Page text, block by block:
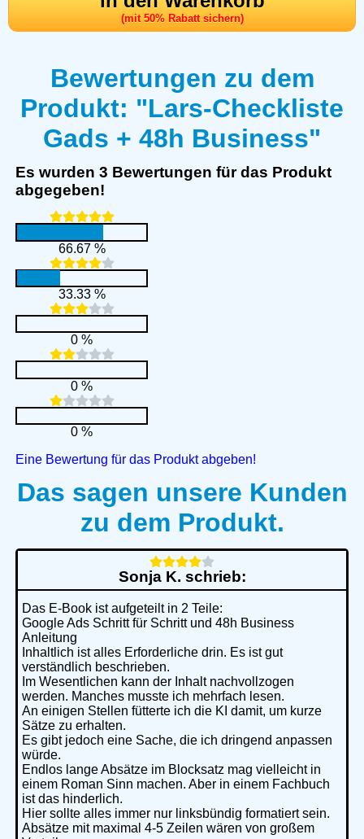
(mit 50% Rabatt sichern)
Bewertungen zu dem
Produkt: "Lars-Checkliste
Gads + 48h Business"
Es wurden 3 Bewertungen für das Produkt
abgegeben!
66.67 %
33.33 %
0 %
0 %
0 %
Eine Bewertung für das Produkt abgeben!
Das sagen unsere Kunden
zu dem Produkt.
Sonja K. schrieb:
Das E-Book ist aufgeteilt in 2 Teile:
Google Ads Schritt für Schritt und 48h Business
Anleitung
Inhaltlich ist alles Erforderliche drin. Es ist gut
verständlich beschrieben.
Im Wesentlichen kann der Inhalt nachvollzogen
werden. Manches musste ich mehrfach lesen.
An einigen Stellen fütterte ich die KI damit, um kurze
Sätze zu erhalten.
Es gibt jedoch eine Sache, die ich dringend anpassen
würde.
Endlos lange Absätze im Blocksatz mag vielleicht in
einem Roman Sinn machen. Aber in einem Fachbuch
ist das hinderlich.
Hier sollte alles immer nur linksbündig formatiert sein.
Absätze mit maximal 4-5 Zeilen wären von großem